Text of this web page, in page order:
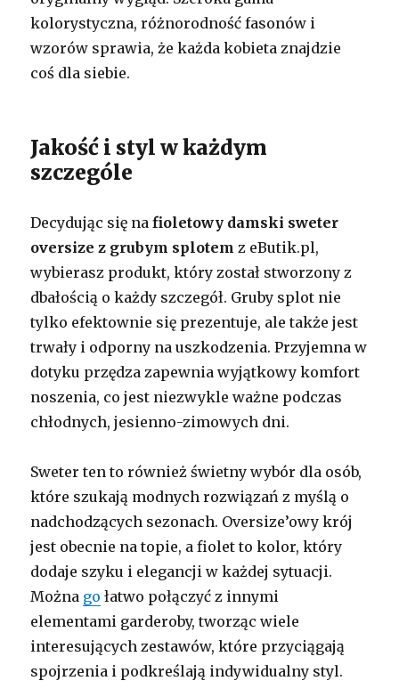
kolorystyczna, różnorodność fasonów i
wzorów sprawia, że każda kobieta znajdzie
coś dla siebie.
Jakość i styl w każdym
szczególe
Decydując się nafioletowy damski sweter
oversize z grubym splotem z eButik.pl,
wybierasz produkt, który został stworzony z
dbałością o każdy szczegół. Gruby splot nie
tylko efektownie się prezentuje, ale także jest
trwały i odporny na uszkodzenia. Przyjemna w
dotyku przędza zapewnia wyjątkowy komfort
noszenia, co jest niezwykle ważne podczas
chłodnych, jesienno-zimowych dni.
Sweter ten to również świetny wybór dla osób,
które szukają modnych rozwiązań z myślą o
nadchodzących sezonach. Oversize’owy krój
jest obecnie na topie, a fiolet to kolor, który
dodaje szyku i elegancji w każdej sytuacji.
Można go łatwo połączyć z innymi
elementami garderoby, tworząc wiele
interesujących zestawów, które przyciągają
spojrzenia i podkreślają indywidualny styl.